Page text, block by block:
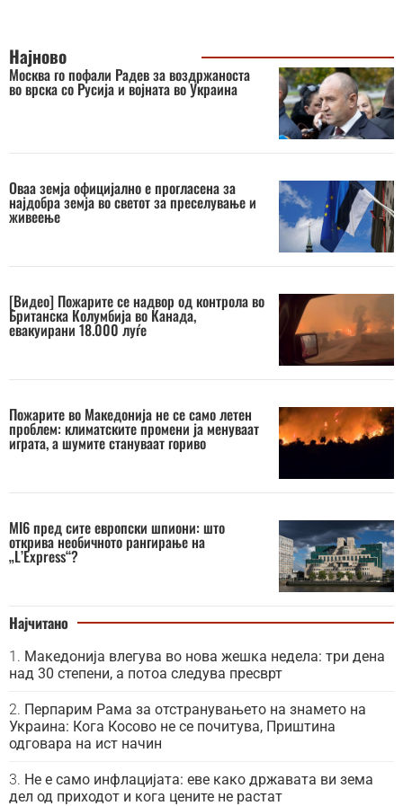
Најново
Москва го пофали Радев за воздржаноста
во врска со Русија и војната во Украина
Оваа земја официјално е прогласена за
најдобра земја во светот за преселување и
живеење
[Видео] Пожарите се надвор од контрола во
Британска Колумбија во Канада,
евакуирани 18.000 луѓе
Пожарите во Македонија не се само летен
проблем: климатските промени ја менуваат
играта, а шумите стануваат гориво
MI6 пред сите европски шпиони: што
открива необичното рангирање на
„L’Express“?
Најчитано
Македонија влегува во нова жешка недела: три дена
над 30 степени, а потоа следува пресврт
Перпарим Рама за отстранувањето на знамето на
Украина: Кога Косово не се почитува, Приштина
одговара на ист начин
Не е само инфлацијата: еве како државата ви зема
дел од приходот и кога цените не растат